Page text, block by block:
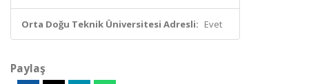
Orta Doğu Teknik Üniversitesi Adresli: Evet
Paylaş